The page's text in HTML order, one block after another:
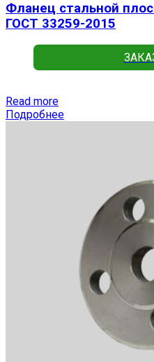
Фланец стальной
ГОСТ 33259-2015
Read more
Подробнее